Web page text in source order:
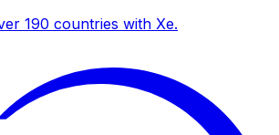
190 countries with Xe.